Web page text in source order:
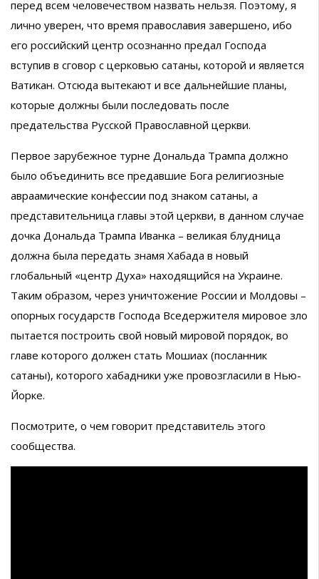
перед всем человечеством назвать нельзя. Поэтому, я
лично уверен, что время православия завершено, ибо
его российский центр осознанно предал Господа
вступив в сговор с церковью сатаны, которой и является
Ватикан. Отсюда вытекают и все дальнейшие планы,
которые должны были последовать после
предательства Русской Православной церкви.
Первое зарубежное турне Дональда Трампа должно
было объединить все предавшие Бога религиозные
авраамические конфессии под знаком сатаны, а
представительница главы этой церкви, в данном случае
дочка Дональда Трампа Иванка – великая блудница
должна была передать знамя Хабада в новый
глобальный «центр Духа» находящийся на Украине.
Таким образом, через уничтожение России и Молдовы –
опорных государств Господа Вседержителя мировое зло
пытается построить свой новый мировой порядок, во
главе которого должен стать Мошиах (посланник
сатаны), которого хабадники уже провозгласили в Нью-
Йорке.
Посмотрите, о чем говорит представитель этого
сообщества.